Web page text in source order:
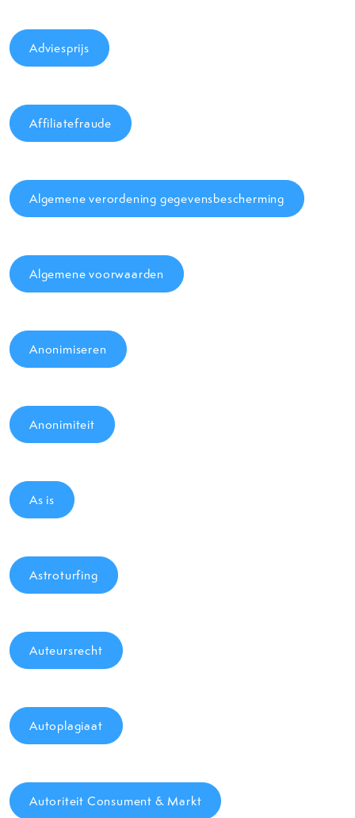
Adviesprijs
Affiliatefraude
Algemene verordening gegevensbescherming
Algemene voorwaarden
Anonimiseren
Anonimiteit
As is
Astroturfing
Auteursrecht
Autoplagiaat
Autoriteit Consument & Markt